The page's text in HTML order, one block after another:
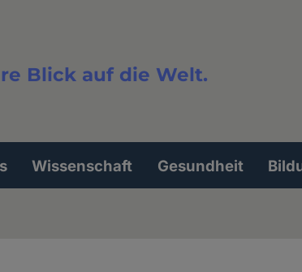
Blick auf die Welt.
Wissenschaft Gesundheit